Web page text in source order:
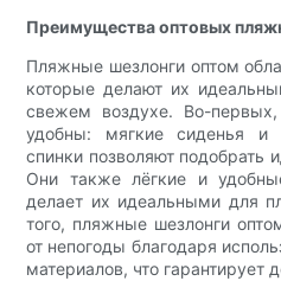
Преимущества оптовых
Пляжные шезлонги оптом
которые делают их
свежем воздухе. Во-первых,
удобны: мягкие сиденья и
спинки позволяют подобрать
Они также лёгкие и
делает их идеальными для
того, пляжные шезлонги
от непогоды благодаря
материалов, что гарантирует